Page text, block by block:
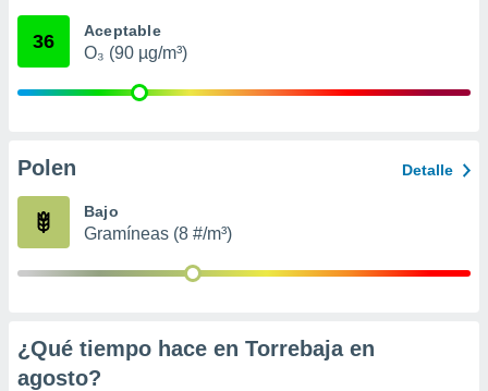
mediante
publicidad
de
36 Aceptable
O₃ (90 µg/m³)
Polen Detalle
Bajo
Gramíneas (8 #/m³)
¿Qué tiempo hace en Torrebaja en
agosto?